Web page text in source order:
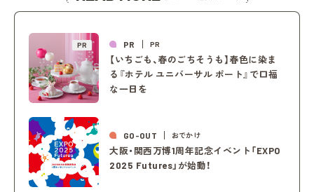
PR PR PR
【いちごも、春のごちそうも】春色に染ま
る『ホテル ユニバーサル ポート』で口福
な一日を
GO-OUT おでかけ
大阪・関西万博1周年記念イベント「EXPO
2025 Futures」が始動！